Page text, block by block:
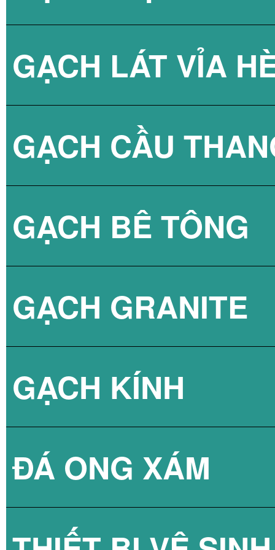
GẠCH LÁT VỈA
GẠCH BLOCK
GẠCH LÁT VỈA
GẠCH CẦU
GẠCH BÊ TÔNG
GẠCH 3D BÊ
GẠCH GRANITE
GẠCH KÍNH
GẠCH KÍNH
ĐÁ ONG XÁM